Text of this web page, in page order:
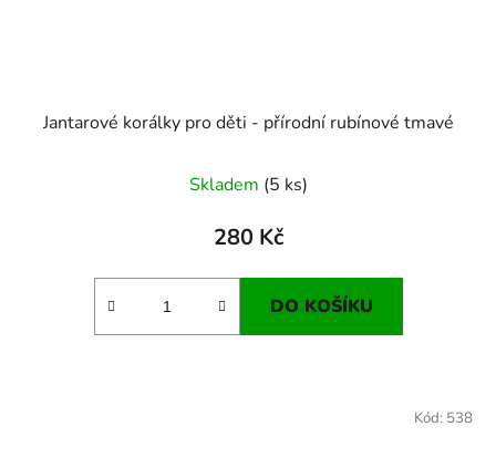
Jantarové korálky pro děti - přírodní rubínové tmavé
Skladem (5 ks)
280 Kč
DO KOŠÍKU
Kód: 538